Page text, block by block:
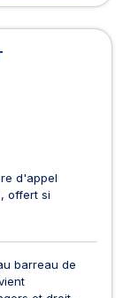
d'appel
offert si
barreau de